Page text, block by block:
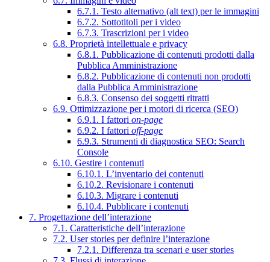
6.7.1. Testo alternativo (alt text) per le immagini
6.7.2. Sottotitoli per i video
6.7.3. Trascrizioni per i video
6.8. Proprietà intellettuale e privacy
6.8.1. Pubblicazione di contenuti prodotti dalla
Pubblica Amministrazione
6.8.2. Pubblicazione di contenuti non prodotti
dalla Pubblica Amministrazione
6.8.3. Consenso dei soggetti ritratti
6.9. Ottimizzazione per i motori di ricerca (SEO)
6.9.1. I fattori on-page
6.9.2. I fattori off-page
6.9.3. Strumenti di diagnostica SEO: Search
Console
6.10. Gestire i contenuti
6.10.1. L’inventario dei contenuti
6.10.2. Revisionare i contenuti
6.10.3. Migrare i contenuti
6.10.4. Pubblicare i contenuti
7. Progettazione dell’interazione
7.1. Caratteristiche dell’interazione
7.2. User stories per definire l’interazione
7.2.1. Differenza tra scenari e user stories